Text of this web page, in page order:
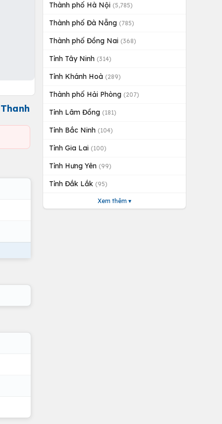
Thành phố Hà Nội (5,785)
Thành phố Đà Nẵng (785)
Thành phố Đồng Nai (368)
Tỉnh Tây Ninh (314)
Tỉnh Khánh Hoà (289)
Thành phố Hải Phòng (207)
Tỉnh Lâm Đồng (181)
Tỉnh Bắc Ninh (104)
Tỉnh Gia Lai (100)
Tỉnh Hưng Yên (99)
Tỉnh Đắk Lắk (95)
Xem thêm ▾